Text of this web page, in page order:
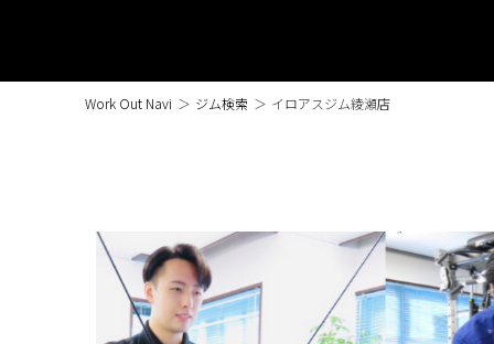
Work Out Navi ＞ ジム検索 ＞ イロアスジム綾瀬店